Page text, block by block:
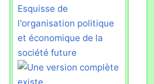
Esquisse de
l'organisation politique
et économique de la
société future